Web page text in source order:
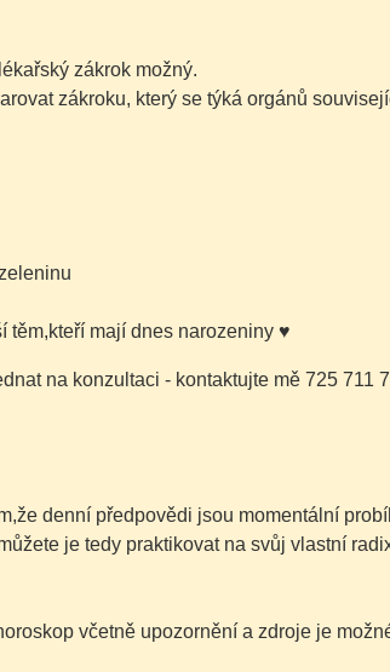
zákrok možný.
zákroku, který se týká orgánů
těm,kteří mají dnes narozeniny ♥
na konzultaci - kontaktujte mě 725 711
denní předpovědi jsou momentální
je tedy praktikovat na svůj vlastní
včetně upozornění a zdroje je